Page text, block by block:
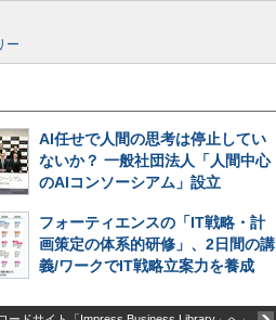
ー
AI任せで人間の思考は停止してい
ないか？ 一般社団法人「人間中心
のAIコンソーシアム」設立
フォーティエンスの「IT戦略・計
画策定の体系的研修」、2日間の講
義/ワークでIT戦略立案力を養成